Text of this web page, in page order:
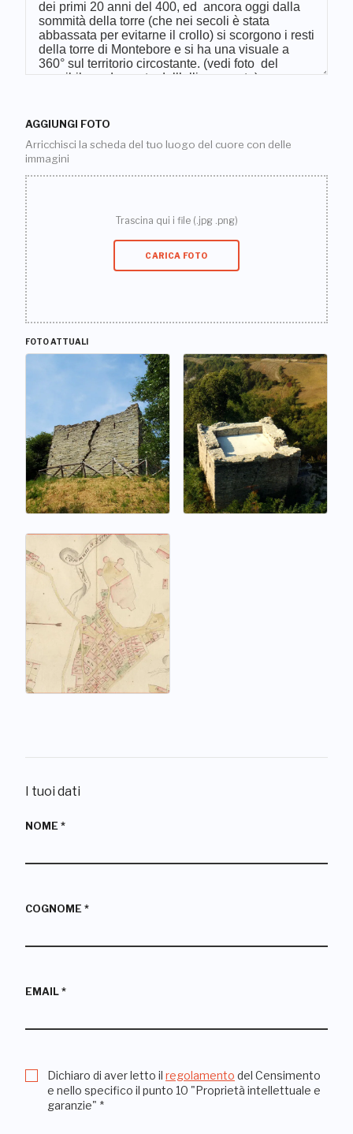
AGGIUNGI FOTO
Arricchisci la scheda del tuo luogo del cuore con delle
immagini
Trascina qui i file (.jpg .png)
CARICA FOTO
FOTO ATTUALI
I tuoi dati
NOME *
COGNOME *
EMAIL *
Dichiaro di aver letto il regolamento del Censimento
e nello specifico il punto 10 "Proprietà intellettuale e
garanzie" *